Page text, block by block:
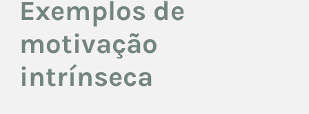
Exemplos de
motivação
intrínseca